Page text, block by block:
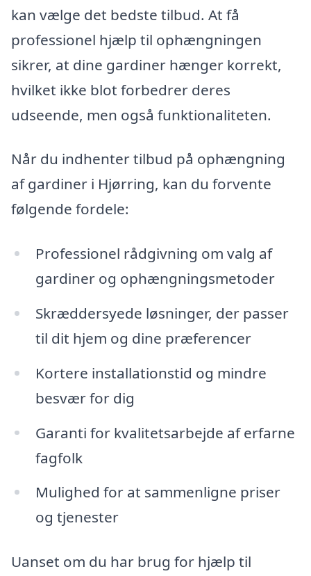
kan vælge det bedste tilbud. At få
professionel hjælp til ophængningen
sikrer, at dine gardiner hænger korrekt,
hvilket ikke blot forbedrer deres
udseende, men også funktionaliteten.
Når du indhenter tilbud på ophængning
af gardiner i Hjørring, kan du forvente
følgende fordele:
Professionel rådgivning om valg af
gardiner og ophængningsmetoder
Skræddersyede løsninger, der passer
til dit hjem og dine præferencer
Kortere installationstid og mindre
besvær for dig
Garanti for kvalitetsarbejde af erfarne
fagfolk
Mulighed for at sammenligne priser
og tjenester
Uanset om du har brug for hjælp til